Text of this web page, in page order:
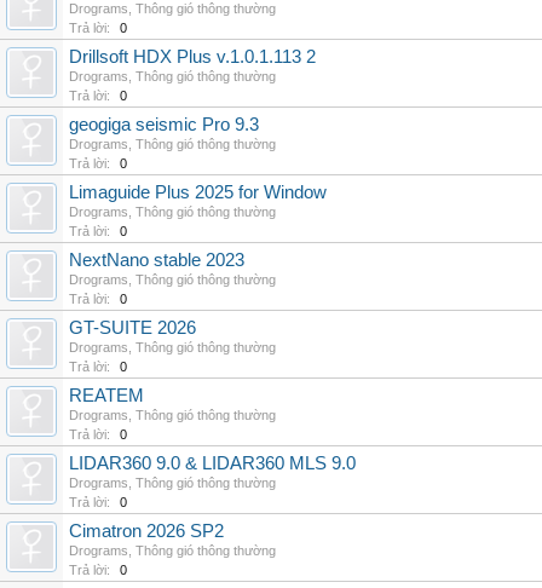
Drograms Thông gió thông thường
Trả lời:
0
Drillsoft HDX Plus v.1.0.1.113 2
Drograms Thông gió thông thường
Trả lời:
0
geogiga seismic Pro 9.3
Drograms Thông gió thông thường
Trả lời:
0
Limaguide Plus 2025 for Window
Drograms Thông gió thông thường
Trả lời:
0
NextNano stable 2023
Drograms Thông gió thông thường
Trả lời:
0
GT-SUITE 2026
Drograms Thông gió thông thường
Trả lời:
0
REATEM
Drograms Thông gió thông thường
Trả lời:
0
LIDAR360 9.0 & LIDAR360 MLS 9.0
Drograms Thông gió thông thường
Trả lời:
0
Cimatron 2026 SP2
Drograms Thông gió thông thường
Trả lời:
0